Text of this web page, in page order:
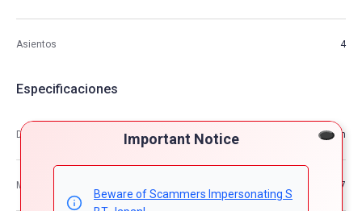
Important Notice
Beware of Scammers Impersonating S
Asientos 4
Especificaciones
Dimensión 4.58m×1.91m×1.33m
M3 11.57